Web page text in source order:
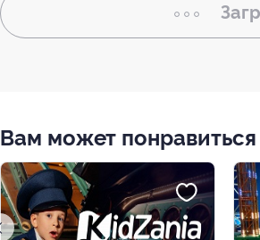
Вам может понравиться